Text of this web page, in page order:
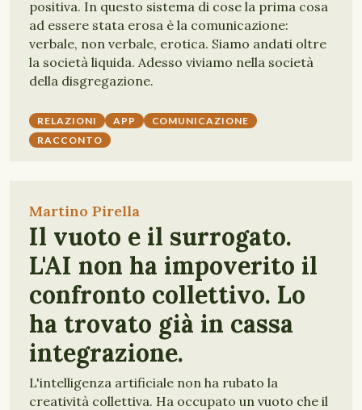
positiva. In questo sistema di cose la prima cosa
ad essere stata erosa è la comunicazione:
verbale, non verbale, erotica. Siamo andati oltre
la società liquida. Adesso viviamo nella società
della disgregazione.
RELAZIONI APP
COMUNICAZIONE
RACCONTO
Martino Pirella
Il vuoto e il surrogato.
L'AI non ha impoverito il
confronto collettivo. Lo
ha trovato già in cassa
integrazione.
L'intelligenza artificiale non ha rubato la
creatività collettiva. Ha occupato un vuoto che il